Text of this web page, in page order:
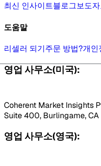
최신 인사이트블로그보도
도움말
리셀러 되기주문 방법?개인
영업 사무소(미국):
Coherent Market Insights
Suite 400, Burlingame,
영업 사무소(영국):